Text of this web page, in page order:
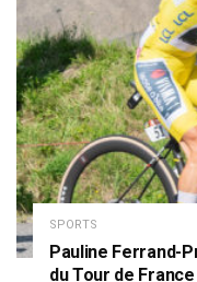
SPORTS
Pauline Ferrand-
du Tour de